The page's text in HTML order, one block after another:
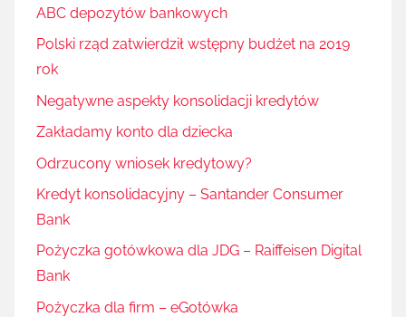
ABC depozytów bankowych
Polski rząd zatwierdził wstępny budżet na 2019
rok
Negatywne aspekty konsolidacji kredytów
Zakładamy konto dla dziecka
Odrzucony wniosek kredytowy?
Kredyt konsolidacyjny – Santander Consumer
Bank
Pożyczka gotówkowa dla JDG – Raiffeisen Digital
Bank
Pożyczka dla firm – eGotówka